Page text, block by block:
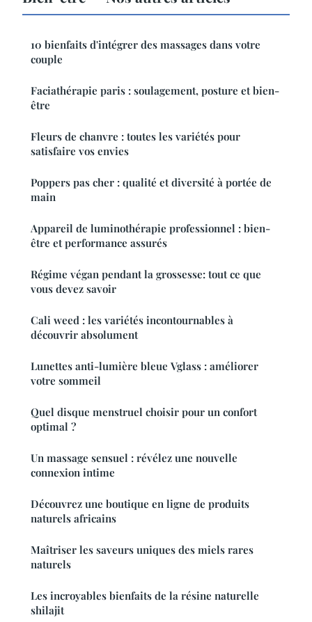
10 bienfaits d'intégrer des massages dans votre
couple
Faciathérapie paris : soulagement, posture et bien-
être
Fleurs de chanvre : toutes les variétés pour
satisfaire vos envies
Poppers pas cher : qualité et diversité à portée de
main
Appareil de luminothérapie professionnel : bien-
être et performance assurés
Régime végan pendant la grossesse: tout ce que
vous devez savoir
Cali weed : les variétés incontournables à
découvrir absolument
Lunettes anti-lumière bleue Vglass : améliorer
votre sommeil
Quel disque menstruel choisir pour un confort
optimal ?
Un massage sensuel : révélez une nouvelle
connexion intime
Découvrez une boutique en ligne de produits
naturels africains
Maîtriser les saveurs uniques des miels rares
naturels
Les incroyables bienfaits de la résine naturelle
shilajit